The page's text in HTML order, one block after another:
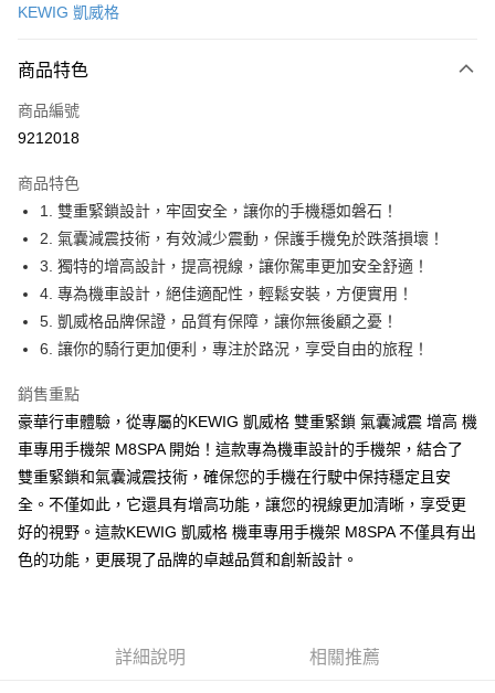
3 期 0 利率 每期
合作金庫商業銀行
上海商業儲蓄銀行
臺灣中小企業銀行
匯豐（台灣）商業銀行
華泰商業銀行
聯邦商業銀行
遠東國際商業銀行
元大商業銀行
永豐商業銀行
玉山商業銀行
星展（台灣）商業銀行
台灣樂天信用卡公司
超商取貨付款
LINE Pay
Apple Pay
街口支付
悠遊付
Google Pay
全盈+PAY
ATM付款
運送方式
全家取貨付款
每筆NT$60，滿NT$699(含以上)免運費
線上付款後全家取貨
每筆NT$60，滿NT$699(含以上)免運費
KEWIG 凱威格
商品特色
商品編號
9212018
商品特色
1. 雙重緊鎖設計，牢固安全，讓你的手機穩如磐石！
2. 氣囊減震技術，有效減少震動，保護手機免於跌落損壞！
3. 獨特的增高設計，提高視線，讓你駕車更加安全舒適！
4. 專為機車設計，絕佳適配性，輕鬆安裝，方便實用！
5. 凱威格品牌保證，品質有保障，讓你無後顧之憂！
6. 讓你的騎行更加便利，專注於路況，享受自由的旅程！
銷售重點
豪華行車體驗，從專屬的KEWIG 凱威格 雙重緊鎖 氣囊減震 增高 機
車專用手機架 M8SPA 開始！這款專為機車設計的手機架，結合了
雙重緊鎖和氣囊減震技術，確保您的手機在行駛中保持穩定且安
全。不僅如此，它還具有增高功能，讓您的視線更加清晰，享受更
好的視野。這款KEWIG 凱威格 機車專用手機架 M8SPA 不僅具有出
色的功能，更展現了品牌的卓越品質和創新設計。
詳細說明 相關推薦